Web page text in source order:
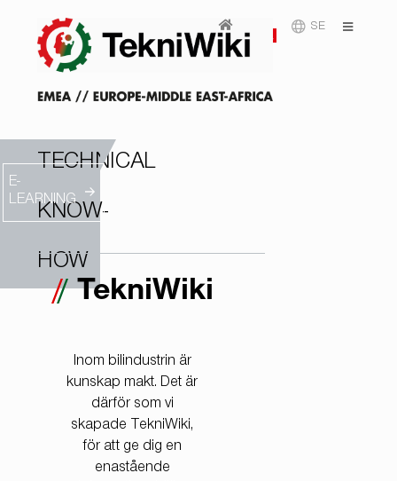
SE
TECHNICAL
KNOW-
HOW
E-
LEARNING
TekniWiki
Inom bilindustrin är
kunskap makt. Det är
därför som vi
skapade TekniWiki,
för att ge dig en
enastående